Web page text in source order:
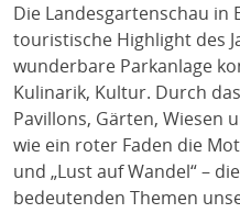
Die Landesgartenschau in
touristische Highlight des
wunderbare Parkanlage
Kulinarik, Kultur. Durch
Pavillons, Gärten, Wiesen
wie ein roter Faden die
und „Lust auf Wandel“ –
bedeutenden Themen